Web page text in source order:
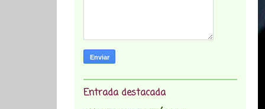
Entrada destacada